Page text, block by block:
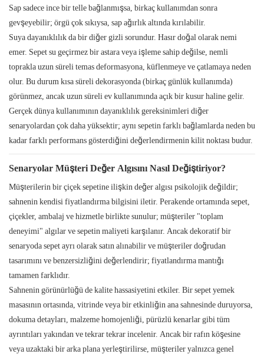
Sap sadece ince bir telle bağlanmışsa, birkaç kullanımdan sonra
gevşeyebilir; örgü çok sıkıysa, sap ağırlık altında kırılabilir.
Suya dayanıklılık da bir diğer gizli sorundur. Hasır doğal olarak nemi
emer. Sepet su geçirmez bir astara veya işleme sahip değilse, nemli
toprakla uzun süreli temas deformasyona, küflenmeye ve çatlamaya neden
olur. Bu durum kısa süreli dekorasyonda (birkaç günlük kullanımda)
görünmez, ancak uzun süreli ev kullanımında açık bir kusur haline gelir.
Gerçek dünya kullanımının dayanıklılık gereksinimleri diğer
senaryolardan çok daha yüksektir; aynı sepetin farklı bağlamlarda neden bu
kadar farklı performans gösterdiğini değerlendirmenin kilit noktası budur.
Senaryolar Müşteri Değer Algısını Nasıl Değiştiriyor?
Müşterilerin bir çiçek sepetine ilişkin değer algısı psikolojik değildir;
sahnenin kendisi fiyatlandırma bilgisini iletir. Perakende ortamında sepet,
çiçekler, ambalaj ve hizmetle birlikte sunulur; müşteriler "toplam
deneyimi" algılar ve sepetin maliyeti karşılanır. Ancak dekoratif bir
senaryoda sepet ayrı olarak satın alınabilir ve müşteriler doğrudan
tasarımını ve benzersizliğini değerlendirir; fiyatlandırma mantığı
tamamen farklıdır.
Sahnenin görünürlüğü de kalite hassasiyetini etkiler. Bir sepet yemek
masasının ortasında, vitrinde veya bir etkinliğin ana sahnesinde duruyorsa,
dokuma detayları, malzeme homojenliği, pürüzlü kenarlar gibi tüm
ayrıntıları yakından ve tekrar tekrar incelenir. Ancak bir rafın köşesine
veya uzaktaki bir arka plana yerleştirilirse, müşteriler yalnızca genel